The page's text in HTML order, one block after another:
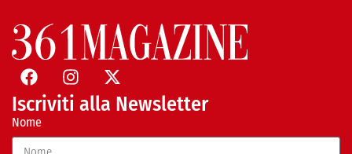
Iscriviti alla Newsletter
Nome